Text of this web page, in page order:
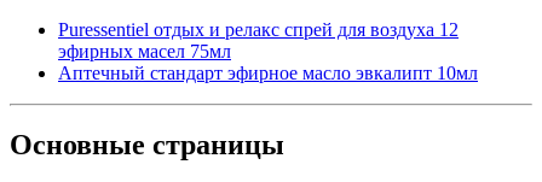
Puressentiel отдых и релакс спрей для воздуха 12
эфирных масел 75мл
Аптечный стандарт эфирное масло эвкалипт 10мл
Основные страницы